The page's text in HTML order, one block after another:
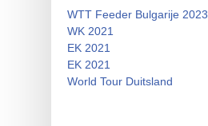
WTT Feeder Bulgarije 2023
WK 2021
EK 2021
EK 2021
World Tour Duitsland